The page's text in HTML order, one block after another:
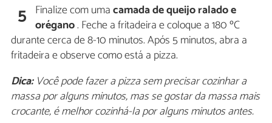
5 Finalize com umacamada de queijo ralado e
orégano. Feche a fritadeira e coloque a 180 ºC
durante cerca de 8-10 minutos. Após 5 minutos, abra a
fritadeira e observe como está a pizza.
Dica:Você pode fazer a pizza sem precisar cozinhar a
massa por alguns minutos, mas se gostar da massa mais
crocante, é melhor cozinhá-la por alguns minutos antes.